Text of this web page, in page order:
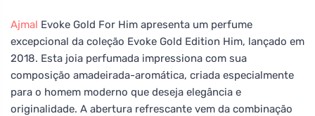
Ajmal Evoke Gold For Him apresenta um perfume
excepcional da coleção Evoke Gold Edition Him, lançado em
2018. Esta joia perfumada impressiona com sua
composição amadeirada-aromática, criada especialmente
para o homem moderno que deseja elegância e
originalidade. A abertura refrescante vem da combinação